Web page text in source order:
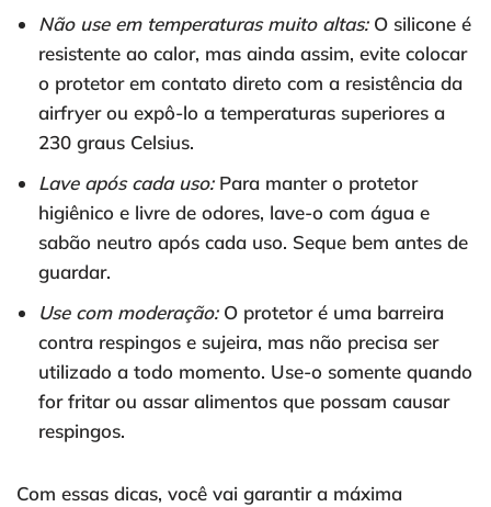
Não use em temperaturas muito altas:O silicone é
resistente ao calor, mas ainda assim, evite colocar
o protetor em contato direto com a resistência da
airfryer ou expô-lo a temperaturas superiores a
230 graus Celsius.
Lave após cada uso:Para manter o protetor
higiênico e livre de odores, lave-o com água e
sabão neutro após cada uso. Seque bem antes de
guardar.
Use com moderação:O protetor é uma barreira
contra respingos e sujeira, mas não precisa ser
utilizado a todo momento. Use-o somente quando
for fritar ou assar alimentos que possam causar
respingos.
Com essas dicas, você vai garantir a máxima